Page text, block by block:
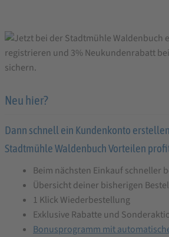
Neu hier?
Dann schnell ein Kundenkonto
Stadtmühle Waldenbuch Vorteilen
Beim nächsten Einkauf schneller
Übersicht deiner bisherigen
1 Klick Wiederbestellung
Exklusive Rabatte und
Bonusprogramm mit